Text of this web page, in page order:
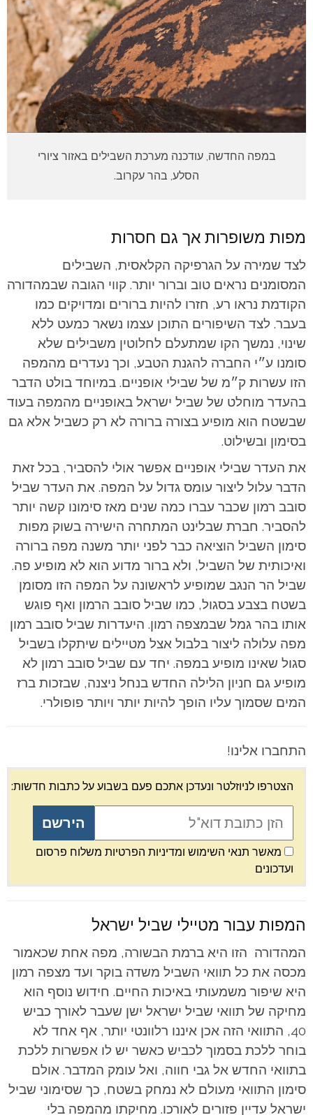
במפה החדשה, עודכנה מערכת השבילים באזור ציורי
הסלע, בהר עקרוב.
מפות משופרות אך גם חסרות
לצד שמירה על הגרפיקה הקלאסית, השבילים
המסומנים נראים טוב וברור יותר. קווי הגובה שבמהדורה
הקודמת נראו רע, חזרו להיות ברורים ומדויקים כמו
בעבר. לצד השיפורים התוכן עצמו נשאר כמעט ללא
שינוי, נמשך הקו שמתעלם לחלוטין משבילים שלא
סומנו ע״י החברה להגנת הטבע, וכך נעדרים מהמפה
הזו עשרות ק״מ של שבילי אופניים. במיוחד בולט הדבר
בהעדר מוחלט של שביל ישראל באופניים מהמפה בעוד
שבשטח הוא מופיע בצורה ברורה לא רק כשביל אלא גם
בסימון ובשילוט.
את העדר שבילי אופניים אפשר אולי להסביר, בכל זאת
הדבר עלול ליצור עומס גדול על המפה. את העדר שביל
סובב רמון שכבר עברו כמה שנים מאז סימונו קשה יותר
להסביר. חברת שבלינט המתחרה הישירה בשוק מפות
סימון השביל הוציאה כבר לפני יותר משנה מפה ברורה
ואיכותית של השביל, ולא ברור מדוע הוא לא מופיע פה.
שביל הר הנגב שמופיע לראשונה על המפה הזו מסומן
בשטח בצבע בסגול, כמו שביל סובב הרמון ואף פוגש
אותו בהר גמל שבמצפה רמון. היעדרות שביל סובב רמון
מפה עלולה ליצור בלבול אצל מטיילים שיתקלו בשביל
סגול שאינו מופיע במפה. יחד עם שביל סובב רמון לא
מופיע גם חניון הלילה החדש בנחל ניצנה, שבזכות ברז
המים שסמוך עליו הופך להיות יותר ויותר פופולרי.
התחברו אלינו!
הצטרפו לניוזלטר ונעדכן אתכם פעם בשבוע על כתבות חדשות:
מאשר תנאי השימוש ומדיניות הפרטיות משלוח פרסום
ועדכונים
המפות עבור מטיילי שביל ישראל
המהדורה הזו היא ברמת הבשורה, מפה אחת שכאמור
מכסה את כל תוואי השביל משדה בוקר ועד מצפה רמון
היא שיפור משמעותי באיכות החיים. חידוש נוסף הוא
מחיקה של תוואי שביל ישראל ישן שעבר לאורך כביש
40, התוואי הזה אכן איננו רלוונטי יותר, אף אחד לא
בוחר ללכת בסמוך לכביש כאשר יש לו אפשרות ללכת
בתוואי החדש אל גבי חווה, ואל עומק המדבר. אולם
סימון התוואי מעולם לא נמחק בשטח, כך שסימוני שביל
ישראל עדיין פזורים לאורכו. מחיקתו מהמפה בלי